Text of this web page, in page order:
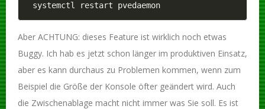
systemctl restart pvedaemon
Aber ACHTUNG: dieses Feature ist wirklich noch etwas
Buggy. Ich hab es jetzt schon länger im produktiven Einsatz,
aber es kann durchaus zu Problemen kommen, wenn zum
Beispiel die Größe der Konsole öfter geändert wird. Auch
die Zwischenablage macht nicht immer was Sie soll. Es ist